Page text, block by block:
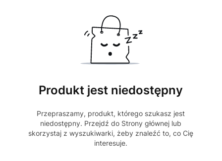
Produkt jest niedostępny
Przepraszamy, produkt, którego szukasz jest
niedostępny. Przejdź do Strony głównej lub
skorzystaj z wyszukiwarki, żeby znaleźć to, co Cię
interesuje.